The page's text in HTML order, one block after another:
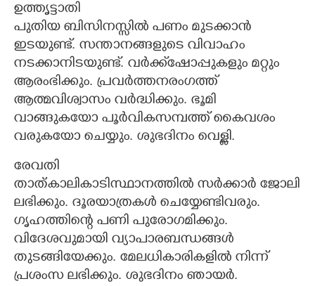
ഉത്തൃട്ടാതി
പുതിയ ബിസിനസ്സിൽ പണം മുടക്കാൻ
ഇടയുണ്ട്. സന്താനങ്ങളുടെ വിവാഹം
നടക്കാനിടയുണ്ട്. വർക്ക്‌ഷോപ്പുകളും മറ്റും
ആരംഭിക്കും. പ്രവർത്തനരംഗത്ത്
ആത്മവിശ്വാസം വർദ്ധിക്കും. ഭൂമി
വാങ്ങുകയോ പൂർവികസമ്പത്ത് കൈവശം
വരുകയോ ചെയ്യും. ശുഭദിനം വെള്ളി.
രേവതി
താത്കാലികാടിസ്ഥാനത്തിൽ സർക്കാർ ജോലി
ലഭിക്കും. ദൂരയാത്രകൾ ചെയ്യേണ്ടിവരും.
ഗൃഹത്തിന്റെ പണി പുരോഗമിക്കും.
വിദേശവുമായി വ്യാപാരബന്ധങ്ങൾ
തുടങ്ങിയേക്കും. മേലധികാരികളിൽ നിന്ന്
പ്രശംസ ലഭിക്കും. ശുഭദിനം ഞായർ.